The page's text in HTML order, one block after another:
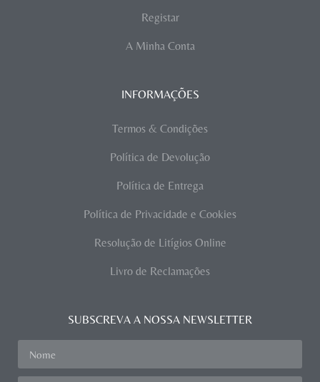
Registar
A Minha Conta
INFORMAÇÕES
Termos & Condições
Política de Devolução
Política de Entrega
Política de Privacidade e Cookies
Resolução de Litígios Online
Livro de Reclamações
SUBSCREVA A NOSSA NEWSLETTER